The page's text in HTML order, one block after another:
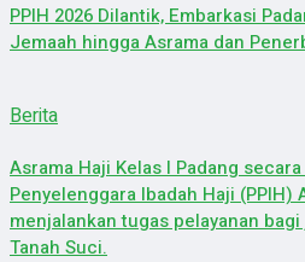
PPIH 2026 Dilantik, Embarkasi
Jemaah hingga Asrama dan
Berita
Asrama Haji Kelas I Padang
Penyelenggara Ibadah Haji (PPIH)
menjalankan tugas pelayanan
Tanah Suci.